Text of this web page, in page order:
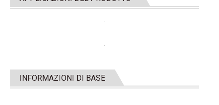
INFORMAZIONI DI BASE